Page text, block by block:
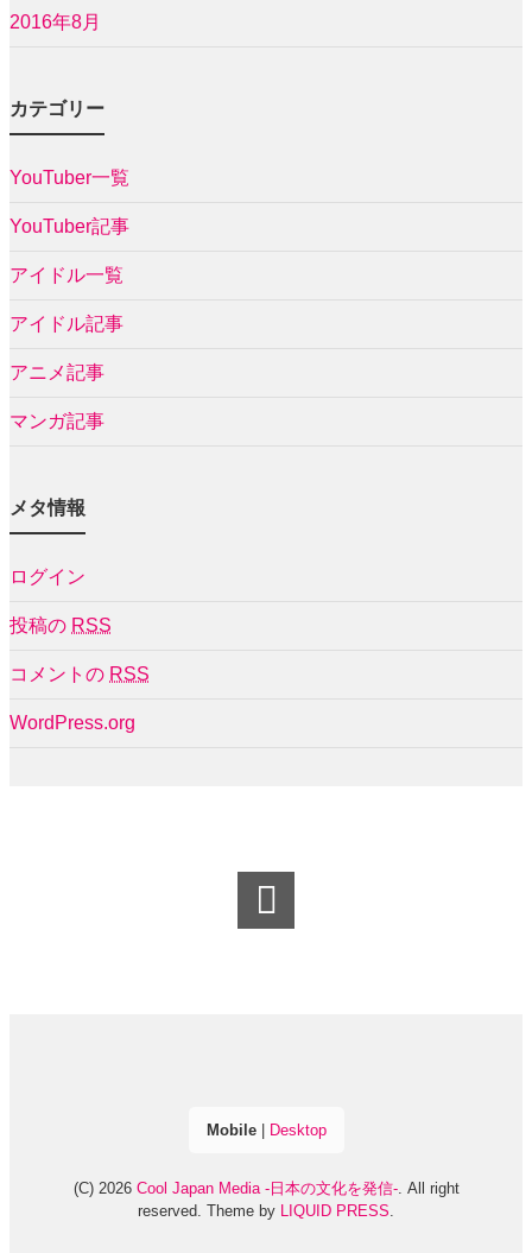
2016年8月
カテゴリー
YouTuber一覧
YouTuber記事
アイドル一覧
アイドル記事
アニメ記事
マンガ記事
メタ情報
ログイン
投稿の RSS
コメントの RSS
WordPress.org
Mobile| Desktop
(C) 2026 Cool Japan Media -日本の文化を発信-. All right
reserved. Theme by LIQUID PRESS.